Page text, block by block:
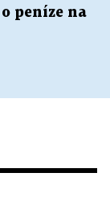
peníze na